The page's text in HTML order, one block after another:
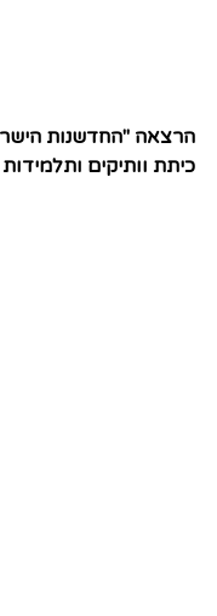
הרצאה "החדשנות
כיתת וותיקים